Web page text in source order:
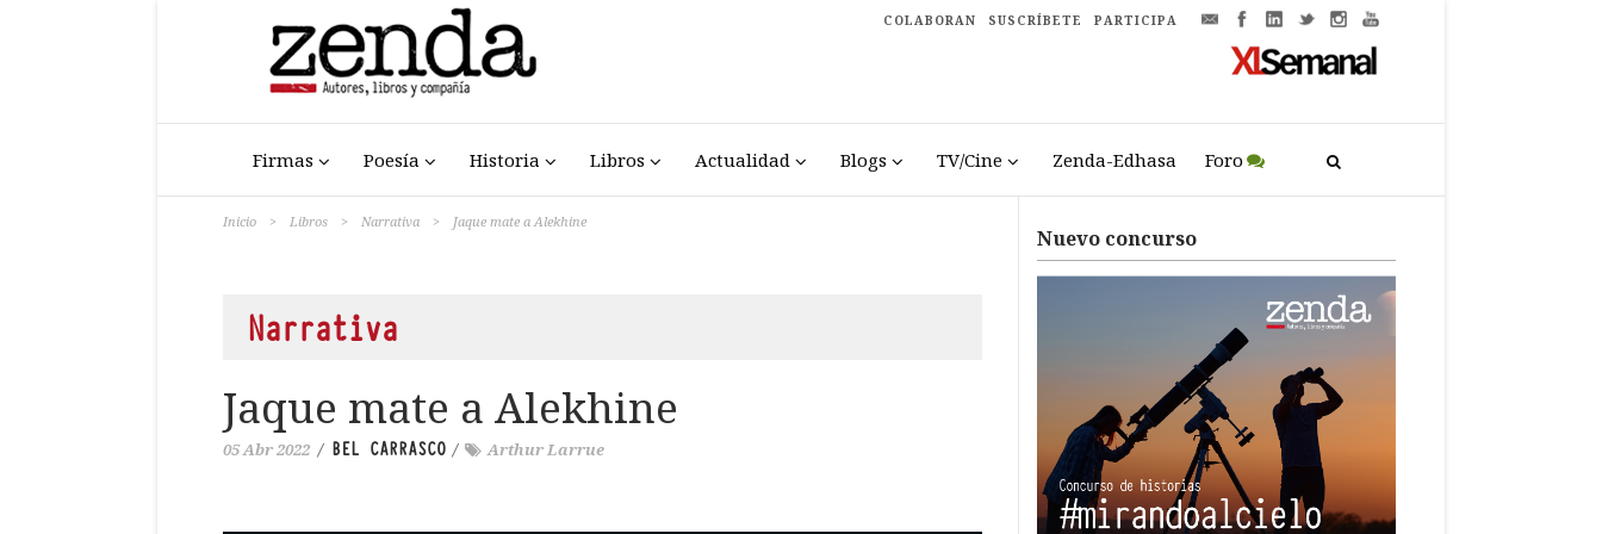
COLABORAN SUSCRÍBETE PARTICIPA
Firmas Poesía Historia Libros Actualidad Blogs TV/Cine Zenda-Edhasa Foro
Inicio > Libros > Narrativa > Jaque mate a Alekhine
Narrativa
Jaque mate a Alekhine
05 Abr 2022 / BEL CARRASCO / Arthur Larrue
Nuevo concurso